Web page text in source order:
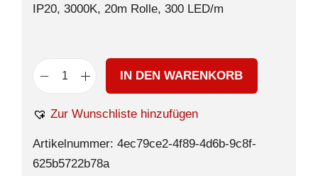
IP20, 3000K, 20m Rolle, 300 LED/m
IN DEN WARENKORB
Zur Wunschliste hinzufügen
Artikelnummer: 4ec79ce2-4f89-4d6b-9c8f-
625b5722b78a